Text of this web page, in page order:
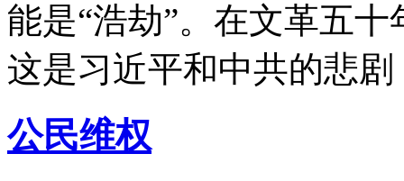
能是“浩劫”。在文革五
这是习近平和中共的悲
公民维权